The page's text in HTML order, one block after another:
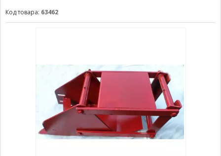
Код товара: 63462